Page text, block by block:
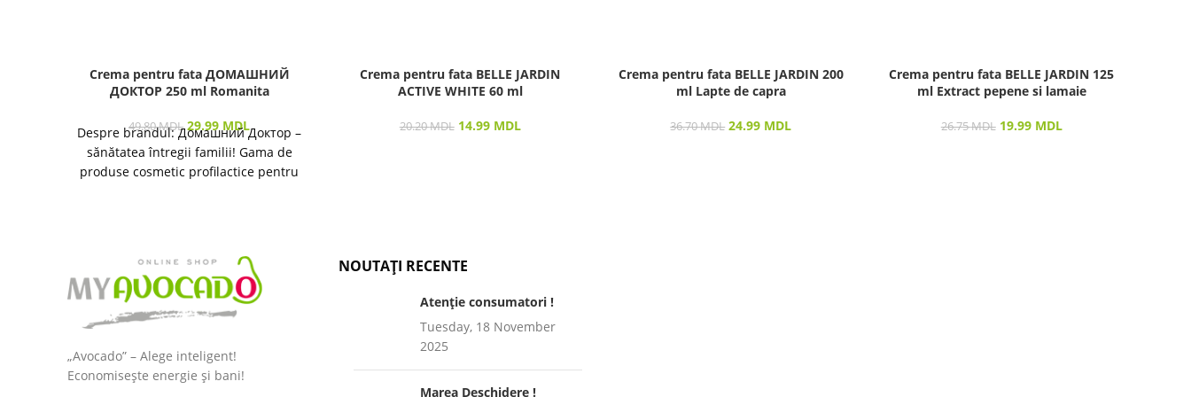
Crema pentru fata ДОМАШНИЙ
ДОКТОР 250 ml Romanita
49.80MDL 29.99 MDL
Despre brandul: Домашний Доктор –
sănătatea întregii familii! Gama de
produse cosmetic profilactice pentru
Crema pentru fata BELLE JARDIN
ACTIVE WHITE 60 ml
20.20MDL 14.99 MDL
Crema pentru fata BELLE JARDIN 200
ml Lapte de capra
36.70MDL 24.99 MDL
Crema pentru fata BELLE JARDIN 125
ml Extract pepene si lamaie
26.75MDL 19.99 MDL
„Avocado” – Alege inteligent!
Economisește energie și bani!
NOUTAȚI RECENTE
Atenție consumatori !
Tuesday, 18 November
2025
Marea Deschidere !